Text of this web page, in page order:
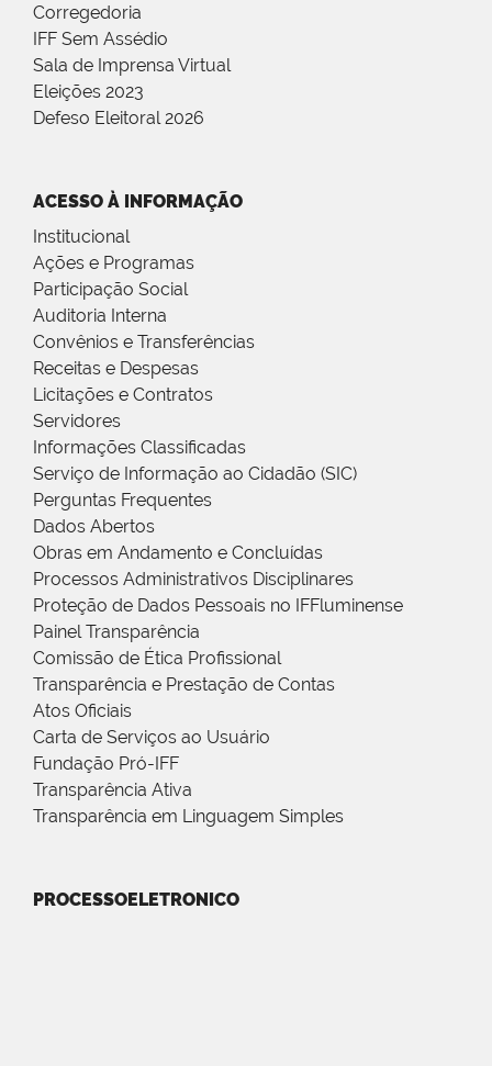
Corregedoria
IFF Sem Assédio
Sala de Imprensa Virtual
Eleições 2023
Defeso Eleitoral 2026
ACESSO À INFORMAÇÃO
Institucional
Ações e Programas
Participação Social
Auditoria Interna
Convênios e Transferências
Receitas e Despesas
Licitações e Contratos
Servidores
Informações Classificadas
Serviço de Informação ao Cidadão (SIC)
Perguntas Frequentes
Dados Abertos
Obras em Andamento e Concluídas
Processos Administrativos Disciplinares
Proteção de Dados Pessoais no IFFluminense
Painel Transparência
Comissão de Ética Profissional
Transparência e Prestação de Contas
Atos Oficiais
Carta de Serviços ao Usuário
Fundação Pró-IFF
Transparência Ativa
Transparência em Linguagem Simples
PROCESSOELETRONICO